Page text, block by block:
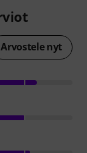
Arvostele nyt